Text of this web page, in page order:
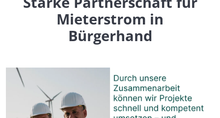
Mieterstrom in
Bürgerhand